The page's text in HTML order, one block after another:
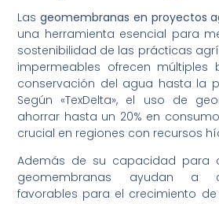
Lasgeomembranas en proyectos
una herramienta esencial para
sostenibilidad de las prácticas
impermeables ofrecen múltiples
conservación del agua hasta la
Según «TexDelta», el uso de
ahorrar hasta un 20% en
crucial en regiones con recursos
Además de su capacidad para
geomembranas ayudan a
favorables para el crecimiento